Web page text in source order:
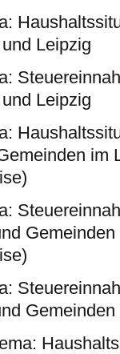
Leipzig
Leipzig
im